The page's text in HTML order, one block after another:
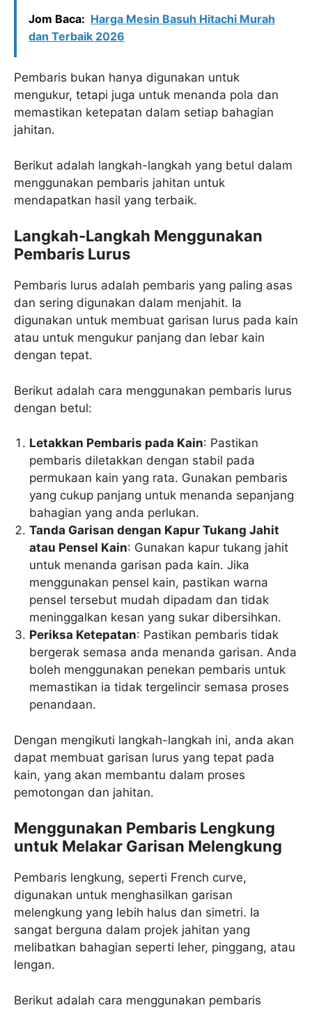
Jom Baca: Harga Mesin Basuh Hitachi Murah
dan Terbaik 2026
Pembaris bukan hanya digunakan untuk
mengukur, tetapi juga untuk menanda pola dan
memastikan ketepatan dalam setiap bahagian
jahitan.
Berikut adalah langkah-langkah yang betul dalam
menggunakan pembaris jahitan untuk
mendapatkan hasil yang terbaik.
Langkah-Langkah Menggunakan
Pembaris Lurus
Pembaris lurus adalah pembaris yang paling asas
dan sering digunakan dalam menjahit. Ia
digunakan untuk membuat garisan lurus pada kain
atau untuk mengukur panjang dan lebar kain
dengan tepat.
Berikut adalah cara menggunakan pembaris lurus
dengan betul:
Letakkan Pembaris pada Kain: Pastikan
pembaris diletakkan dengan stabil pada
permukaan kain yang rata. Gunakan pembaris
yang cukup panjang untuk menanda sepanjang
bahagian yang anda perlukan.
Tanda Garisan dengan Kapur Tukang Jahit
atau Pensel Kain: Gunakan kapur tukang jahit
untuk menanda garisan pada kain. Jika
menggunakan pensel kain, pastikan warna
pensel tersebut mudah dipadam dan tidak
meninggalkan kesan yang sukar dibersihkan.
Periksa Ketepatan: Pastikan pembaris tidak
bergerak semasa anda menanda garisan. Anda
boleh menggunakan penekan pembaris untuk
memastikan ia tidak tergelincir semasa proses
penandaan.
Dengan mengikuti langkah-langkah ini, anda akan
dapat membuat garisan lurus yang tepat pada
kain, yang akan membantu dalam proses
pemotongan dan jahitan.
Menggunakan Pembaris Lengkung
untuk Melakar Garisan Melengkung
Pembaris lengkung, seperti French curve,
digunakan untuk menghasilkan garisan
melengkung yang lebih halus dan simetri. Ia
sangat berguna dalam projek jahitan yang
melibatkan bahagian seperti leher, pinggang, atau
lengan.
Berikut adalah cara menggunakan pembaris